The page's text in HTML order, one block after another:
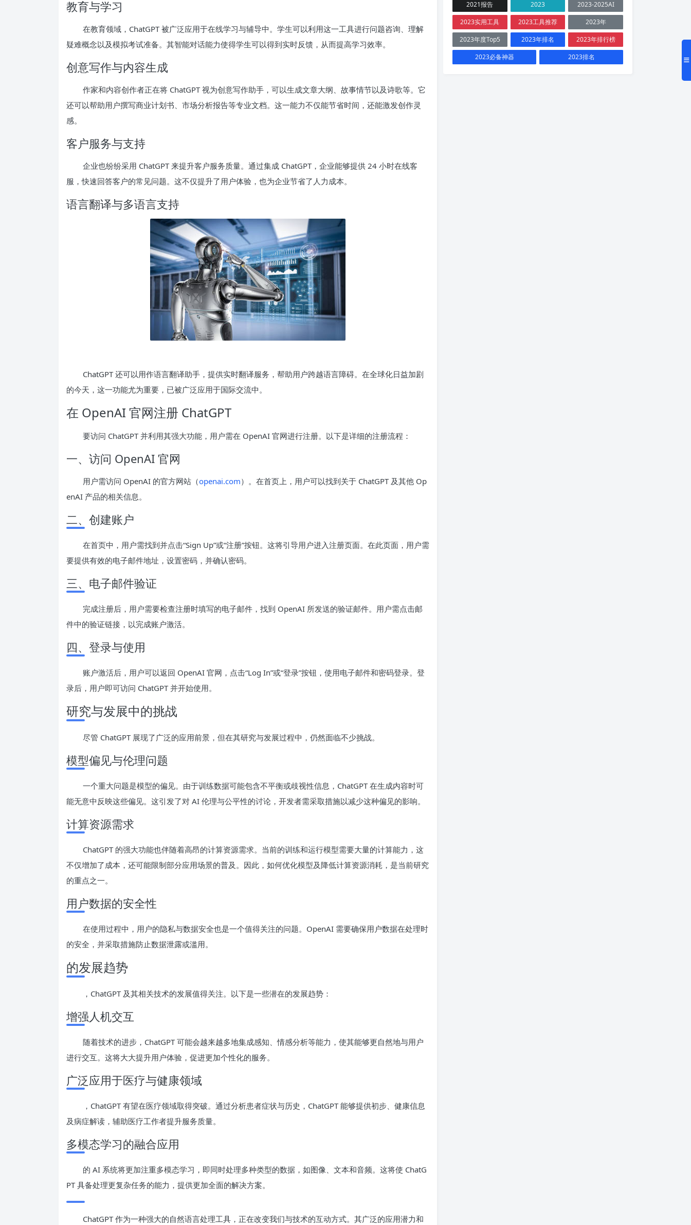
教育与学习
在教育领域，ChatGPT 被广泛应用于在线学习与辅导中。学生可以利用这一工具进行问题咨询、理解
疑难概念以及模拟考试准备。其智能对话能力使得学生可以得到实时反馈，从而提高学习效率。
创意写作与内容生成
作家和内容创作者正在将 ChatGPT 视为创意写作助手，可以生成文章大纲、故事情节以及诗歌等。它
还可以帮助用户撰写商业计划书、市场分析报告等专业文档。这一能力不仅能节省时间，还能激发创作灵
感。
客户服务与支持
企业也纷纷采用 ChatGPT 来提升客户服务质量。通过集成 ChatGPT，企业能够提供 24 小时在线客
服，快速回答客户的常见问题。这不仅提升了用户体验，也为企业节省了人力成本。
语言翻译与多语言支持
ChatGPT 还可以用作语言翻译助手，提供实时翻译服务，帮助用户跨越语言障碍。在全球化日益加剧
的今天，这一功能尤为重要，已被广泛应用于国际交流中。
在 OpenAI 官网注册 ChatGPT
要访问 ChatGPT 并利用其强大功能，用户需在 OpenAI 官网进行注册。以下是详细的注册流程：
一、访问 OpenAI 官网
用户需访问 OpenAI 的官方网站（openai.com）。在首页上，用户可以找到关于 ChatGPT 及其他 Op
enAI 产品的相关信息。
二、创建账户
在首页中，用户需找到并点击“Sign Up”或“注册”按钮。这将引导用户进入注册页面。在此页面，用户需
要提供有效的电子邮件地址，设置密码，并确认密码。
三、电子邮件验证
完成注册后，用户需要检查注册时填写的电子邮件，找到 OpenAI 所发送的验证邮件。用户需点击邮
件中的验证链接，以完成账户激活。
四、登录与使用
账户激活后，用户可以返回 OpenAI 官网，点击“Log In”或“登录”按钮，使用电子邮件和密码登录。登
录后，用户即可访问 ChatGPT 并开始使用。
研究与发展中的挑战
尽管 ChatGPT 展现了广泛的应用前景，但在其研究与发展过程中，仍然面临不少挑战。
模型偏见与伦理问题
一个重大问题是模型的偏见。由于训练数据可能包含不平衡或歧视性信息，ChatGPT 在生成内容时可
能无意中反映这些偏见。这引发了对 AI 伦理与公平性的讨论，开发者需采取措施以减少这种偏见的影响。
计算资源需求
ChatGPT 的强大功能也伴随着高昂的计算资源需求。当前的训练和运行模型需要大量的计算能力，这
不仅增加了成本，还可能限制部分应用场景的普及。因此，如何优化模型及降低计算资源消耗，是当前研究
的重点之一。
用户数据的安全性
在使用过程中，用户的隐私与数据安全也是一个值得关注的问题。OpenAI 需要确保用户数据在处理时
的安全，并采取措施防止数据泄露或滥用。
的发展趋势
，ChatGPT 及其相关技术的发展值得关注。以下是一些潜在的发展趋势：
增强人机交互
随着技术的进步，ChatGPT 可能会越来越多地集成感知、情感分析等能力，使其能够更自然地与用户
进行交互。这将大大提升用户体验，促进更加个性化的服务。
广泛应用于医疗与健康领域
，ChatGPT 有望在医疗领域取得突破。通过分析患者症状与历史，ChatGPT 能够提供初步、健康信息
及病症解读，辅助医疗工作者提升服务质量。
多模态学习的融合应用
的 AI 系统将更加注重多模态学习，即同时处理多种类型的数据，如图像、文本和音频。这将使 ChatG
PT 具备处理更复杂任务的能力，提供更加全面的解决方案。
ChatGPT 作为一种强大的自然语言处理工具，正在改变我们与技术的互动方式。其广泛的应用潜力和
2021报告
2023
2023-2025AI
2023实用工具
2023工具推荐
2023年
2023年度Top5
2023年排名
2023年排行榜
2023必备神器
2023排名